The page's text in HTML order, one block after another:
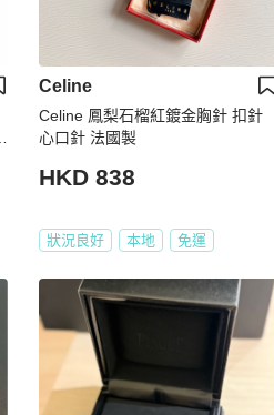
Celine
Celine 鳳梨石榴紅鍍金胸針 扣針
心口針 法國製
HKD 838
狀況良好 本地 免運